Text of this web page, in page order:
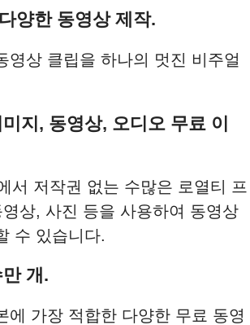
양한 동영상 제작.
영상 클립을 하나의 멋진 비주얼
지, 동영상, 오디오 무료 이
서 저작권 없는 수많은 로열티 프
상, 사진 등을 사용하여 동영상
수 있습니다.
개.
에 가장 적합한 다양한 무료 동영